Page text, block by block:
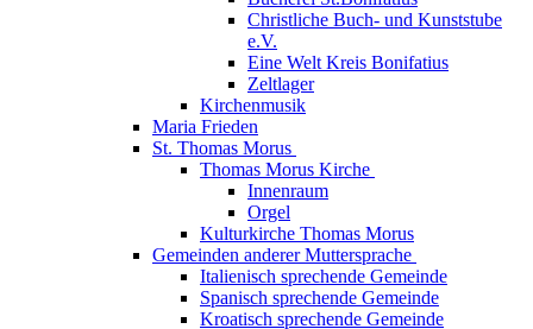
Christliche Buch- und Kunststube
e.V.
Eine Welt Kreis Bonifatius
Zeltlager
Kirchenmusik
Maria Frieden
St. Thomas Morus
Thomas Morus Kirche
Innenraum
Orgel
Kulturkirche Thomas Morus
Gemeinden anderer Muttersprache
Italienisch sprechende Gemeinde
Spanisch sprechende Gemeinde
Kroatisch sprechende Gemeinde